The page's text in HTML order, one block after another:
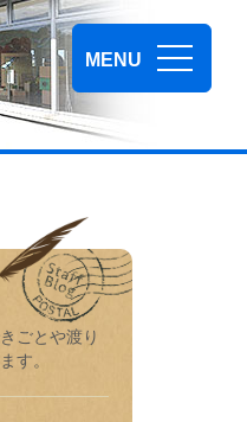
MENU
ごとや渡り
す。